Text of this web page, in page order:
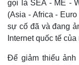
gọi là SEA - ME -
(Asia - Africa -
sự cố đã và đang
Internet quốc tế
Để giảm thiểu